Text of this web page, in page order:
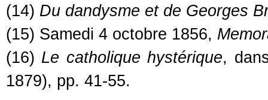
(14) Du dandysme et de Georges
(15) Samedi 4 octobre 1856,
(16) Le catholique hystérique,
1879), pp. 41-55.